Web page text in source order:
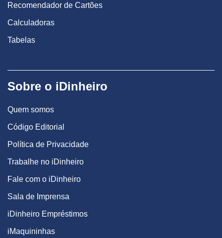
Recomendador de Cartões
Calculadoras
Tabelas
Sobre o iDinheiro
Quem somos
Código Editorial
Política de Privacidade
Trabalhe no iDinheiro
Fale com o iDinheiro
Sala de Imprensa
iDinheiro Empréstimos
iMaquininhas